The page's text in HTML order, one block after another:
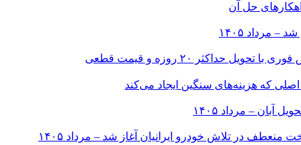
حل آن
مرداد ۱۴۰۵
در تلاش خودرو ایرانیان آغاز شد – مرداد ۱۴۰۵